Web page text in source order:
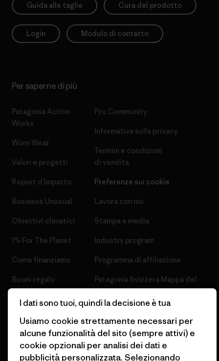
Guida alle taglie Cura del prodotto
Login Modulo di contatto
Per saperne di più
Patagonia Action
Works
Worn Wear
Valori e progetti
Report d’Impatto
Business Unusual
Obiettivi climatici
1% For The Planet
Come finanziamo
Buoni regalo
Trova un negozio
Pro Community
Informativa sulla privacy
Termini e condizioni
di vendita
Preferenze sui cookie
Lavora con noi
Stampa e media
Industry program
Programma di affiliazione
Patagonia Svizzera Mappa del
sito
I dati sono tuoi, quindi la decisione è tua
Usiamo cookie strettamente necessari per
alcune funzionalità del sito (sempre attivi) e
cookie opzionali per analisi dei dati e
pubblicità personalizzata. Selezionando